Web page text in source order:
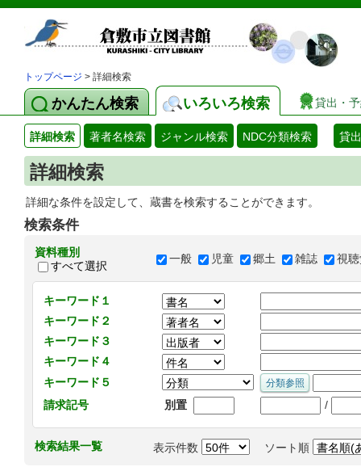
トップページ > 詳細検索
かんたん検索 いろいろ検索 貸出・
詳細検索 著者名検索 ジャンル検索 NDC分類検索 貸
詳細検索
詳細な条件を設定して、蔵書を検索することができます。
検索条件
資料種別
すべて選択
一般 児童 郷土 雑誌 視
キーワード１
キーワード２
キーワード３
キーワード４
キーワード５
請求記号
別置 /
検索結果一覧 表示件数 ソート順